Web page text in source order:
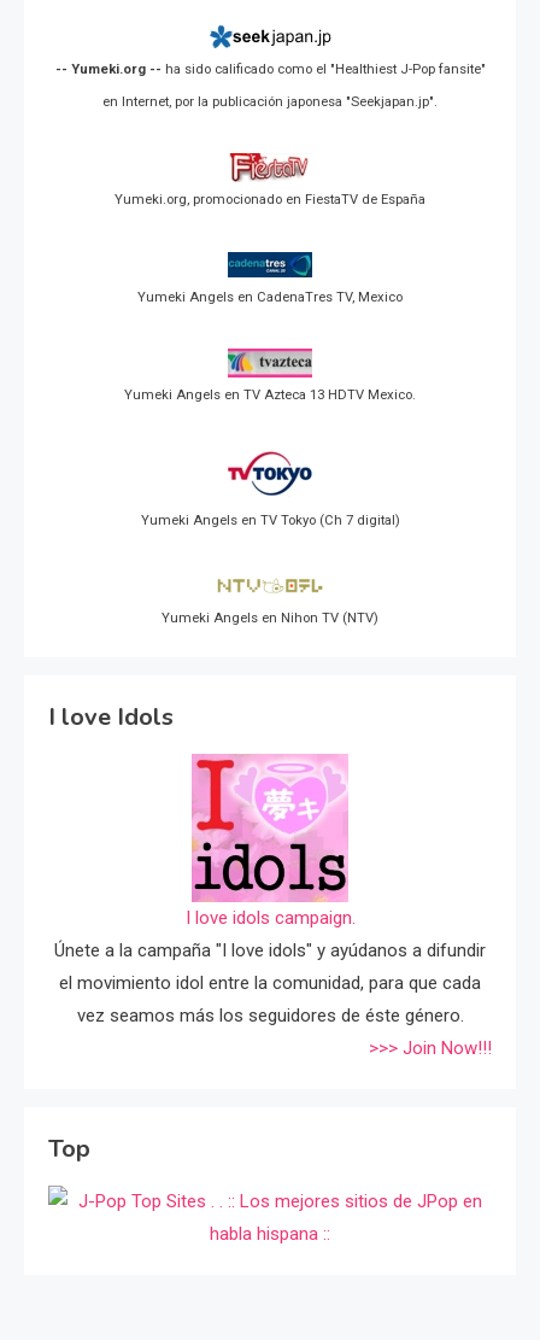
-- Yumeki.org -- ha sido calificado como el "Healthiest J-Pop fansite"
en Internet, por la publicación japonesa "Seekjapan.jp".
Yumeki.org, promocionado en FiestaTV de España
Yumeki Angels en CadenaTres TV, Mexico
Yumeki Angels en TV Azteca 13 HDTV Mexico.
Yumeki Angels en TV Tokyo (Ch 7 digital)
Yumeki Angels en Nihon TV (NTV)
I love Idols
I love idols campaign.
Únete a la campaña "I love idols" y ayúdanos a difundir
el movimiento idol entre la comunidad, para que cada
vez seamos más los seguidores de éste género.
>>> Join Now!!!
Top